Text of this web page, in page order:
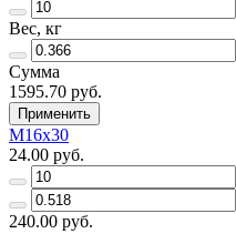
Вес, кг
Сумма
1595.70 руб.
Применить
M16х30
24.00 руб.
240.00 руб.